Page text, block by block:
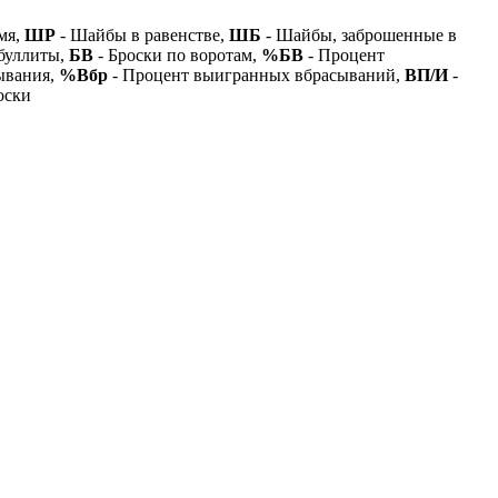
ШР - Шайбы в равенстве, ШБ - Шайбы, заброшенные в
БВ - Броски по воротам, %БВ - Процент
%Вбр - Процент выигранных вбрасываний, ВП/И-